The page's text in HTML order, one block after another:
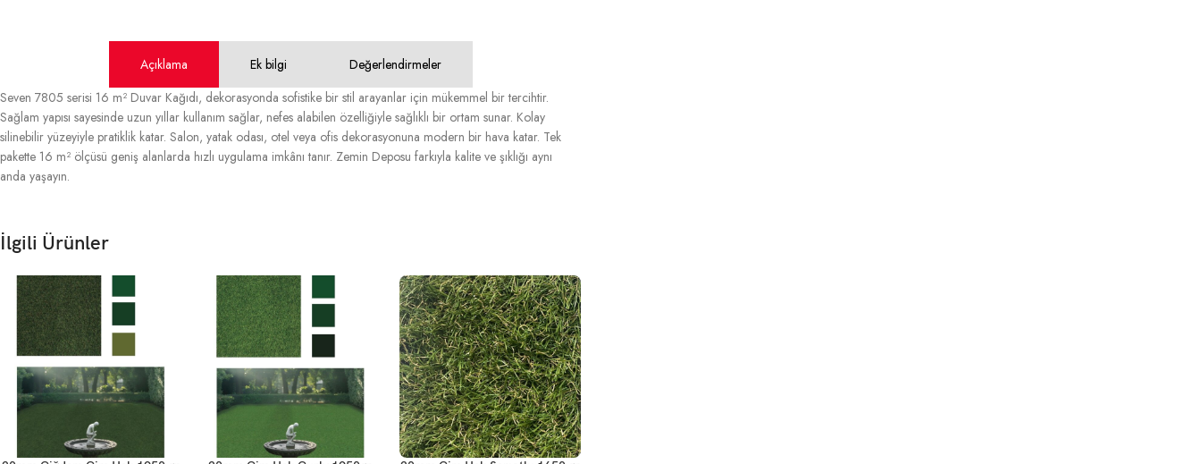
Açıklama Ek bilgi
Değerlendirmeler
Seven 7805 serisi 16 m² Duvar Kağıdı, dekorasyonda sofistike bir stil arayanlar için mükemmel bir tercihtir.
Sağlam yapısı sayesinde uzun yıllar kullanım sağlar, nefes alabilen özelliğiyle sağlıklı bir ortam sunar. Kolay
silinebilir yüzeyiyle pratiklik katar. Salon, yatak odası, otel veya ofis dekorasyonuna modern bir hava katar. Tek
pakette 16 m² ölçüsü geniş alanlarda hızlı uygulama imkânı tanır. Zemin Deposu farkıyla kalite ve şıklığı aynı
anda yaşayın.
İlgili Ürünler